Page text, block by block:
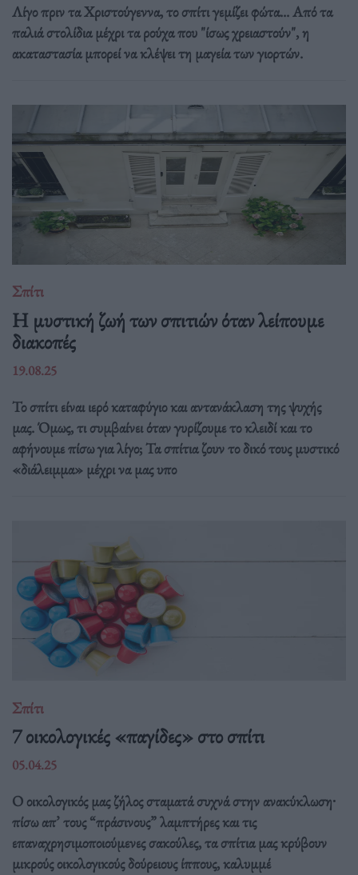
Λίγο πριν τα Χριστούγεννα, το σπίτι γεμίζει φώτα... Από τα
παλιά στολίδια μέχρι τα ρούχα που "ίσως χρειαστούν", η
ακαταστασία μπορεί να κλέψει τη μαγεία των γιορτών.
Σπίτι
Η μυστική ζωή των σπιτιών όταν λείπουμε
διακοπές
19.08.25
Το σπίτι είναι ιερό καταφύγιο και αντανάκλαση της ψυχής
μας. Όμως, τι συμβαίνει όταν γυρίζουμε το κλειδί και το
αφήνουμε πίσω για λίγο; Τα σπίτια ζουν το δικό τους μυστικό
«διάλειμμα» μέχρι να μας υπο
Σπίτι
7 οικολογικές «παγίδες» στο σπίτι
05.04.25
Ο οικολογικός μας ζήλος σταματά συχνά στην ανακύκλωση∙
πίσω απ’ τους “πράσινους” λαμπτήρες και τις
επαναχρησιμοποιούμενες σακούλες, τα σπίτια μας κρύβουν
μικρούς οικολογικούς δούρειους ίππους, καλυμμέ